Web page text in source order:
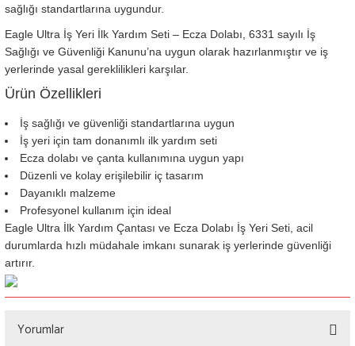
sağlığı standartlarına uygundur.
Eagle Ultra İş Yeri İlk Yardım Seti – Ecza Dolabı, 6331 sayılı İş
Sağlığı ve Güvenliği Kanunu’na uygun olarak hazırlanmıştır ve iş
yerlerinde yasal gereklilikleri karşılar.
Ürün Özellikleri
İş sağlığı ve güvenliği standartlarına uygun
İş yeri için tam donanımlı ilk yardım seti
Ecza dolabı ve çanta kullanımına uygun yapı
Düzenli ve kolay erişilebilir iç tasarım
Dayanıklı malzeme
Profesyonel kullanım için ideal
Eagle Ultra İlk Yardım Çantası ve Ecza Dolabı İş Yeri Seti, acil
durumlarda hızlı müdahale imkanı sunarak iş yerlerinde güvenliği
artırır.
Yorumlar